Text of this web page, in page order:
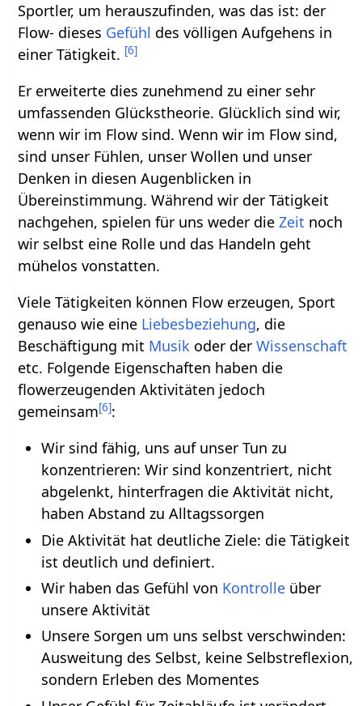
Sportler, um herauszufinden, was das ist: der
Flow- dieses Gefühl des völligen Aufgehens in
einer Tätigkeit. [6]
Er erweiterte dies zunehmend zu einer sehr
umfassenden Glückstheorie. Glücklich sind wir,
wenn wir im Flow sind. Wenn wir im Flow sind,
sind unser Fühlen, unser Wollen und unser
Denken in diesen Augenblicken in
Übereinstimmung. Während wir der Tätigkeit
nachgehen, spielen für uns weder dieZeit noch
wir selbst eine Rolle und das Handeln geht
mühelos vonstatten.
Viele Tätigkeiten können Flow erzeugen, Sport
genauso wie eine Liebesbeziehung, die
Beschäftigung mit Musik oder derWissenschaft
etc. Folgende Eigenschaften haben die
flowerzeugenden Aktivitäten jedoch
gemeinsam[6]:
Wir sind fähig, uns auf unser Tun zu
konzentrieren: Wir sind konzentriert, nicht
abgelenkt, hinterfragen die Aktivität nicht,
haben Abstand zu Alltagssorgen
Die Aktivität hat deutliche Ziele: die Tätigkeit
ist deutlich und definiert.
Wir haben das Gefühl von Kontrolleüber
unsere Aktivität
Unsere Sorgen um uns selbst verschwinden:
Ausweitung des Selbst, keine Selbstreflexion,
sondern Erleben des Momentes